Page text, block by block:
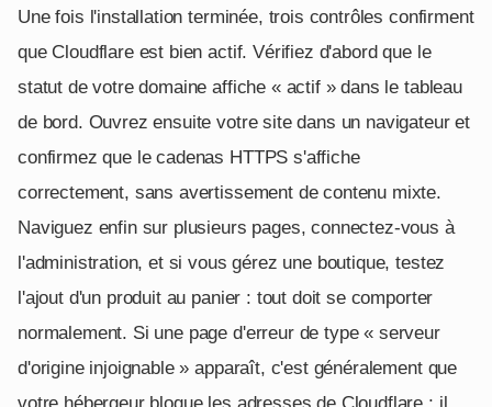
Une fois l'installation terminée, trois contrôles confirment
que Cloudflare est bien actif. Vérifiez d'abord que le
statut de votre domaine affiche « actif » dans le tableau
de bord. Ouvrez ensuite votre site dans un navigateur et
confirmez que le cadenas HTTPS s'affiche
correctement, sans avertissement de contenu mixte.
Naviguez enfin sur plusieurs pages, connectez-vous à
l'administration, et si vous gérez une boutique, testez
l'ajout d'un produit au panier : tout doit se comporter
normalement. Si une page d'erreur de type « serveur
d'origine injoignable » apparaît, c'est généralement que